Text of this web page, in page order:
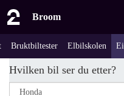
Broom
Bruktbiltester Elbilskolen
Hvilken bil ser du etter?